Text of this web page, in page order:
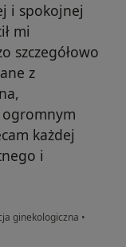
i spokojnej
mi
szczegółowo
z
każdej
i
ginekologiczna •